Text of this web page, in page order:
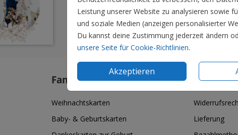
Leistung unserer Website zu analysieren sowie
und soziale Medien (anzeigen personalisierter
Du kannst deine Zustimmung jederzeit ändern
unsere Seite für Cookie-Richtlinien.
Akzeptieren
Familie & Feiertage
Weihnachtskarten
Baby- & Geburtskarten
Lieferung